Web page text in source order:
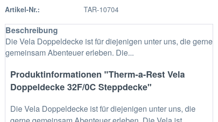
Artikel-Nr.: TAR-10704
Beschreibung
Die Vela Doppeldecke ist für diejenigen unter uns, die gerne
gemeinsam Abenteuer erleben. Die...
Produktinformationen "Therm-a-Rest Vela
Doppeldecke 32F/0C Steppdecke"
Die Vela Doppeldecke ist für diejenigen unter uns, die